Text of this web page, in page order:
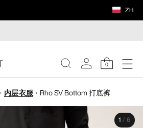
ZH
0
内层衣服 Rho SV Bottom 打底裤
1 / 6